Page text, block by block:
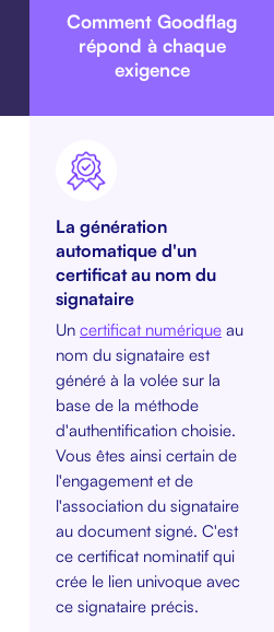
Comment Goodflag
répond à chaque
exigence
La génération
automatique d'un
certificat au nom du
signataire
Un certificat numérique au
nom du signataire est
généré à la volée sur la
base de la méthode
d'authentification choisie.
Vous êtes ainsi certain de
l'engagement et de
l'association du signataire
au document signé. C'est
ce certificat nominatif qui
crée le lien univoque avec
ce signataire précis.